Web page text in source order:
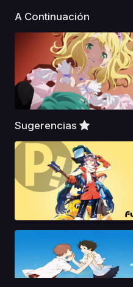
A Continuación
Sugerencias